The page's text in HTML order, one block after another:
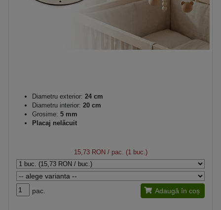
Diametru exterior: 24 cm
Diametru interior: 20 cm
Grosime: 5 mm
Placaj nelăcuit
15,73 RON/ pac. (1 buc.)
pac. Adaugă în coș